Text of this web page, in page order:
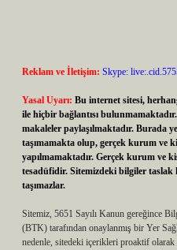
Reklam ve İletişim: Skype:
Yasal Uyarı: Bu internet sitesi,
ile hiçbir bağlantısı bulunmamaktadır.
makaleler paylaşılmaktadır. Burada
taşımamakta olup, gerçek kurum ve
yapılmamaktadır. Gerçek kurum ve
tesadüfidir. Sitemizdeki bilgiler taslak
taşımazlar.
Sitemiz, 5651 Sayılı Kanun gereğince
(BTK) tarafından onaylanmış bir Yer
nedenle, sitedeki içerikleri proaktif olarak